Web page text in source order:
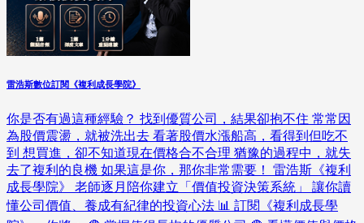
雷浩斯數位訂閱《複利成長學院》
你是否有過這種經驗？ 找到優質公司，結果卻抱不住 常常因
為股價震盪，就被洗出去 看著股價水漲船高，看得到但吃不
到 想買進，卻不知道現在價格合不合理 猶豫的過程中，就失
去了複利的良機 如果這是你，那你非常需要！ 雷浩斯《複利
成長學院》 老師逐月陪你建立「價值投資決策系統」 讓你讀
懂公司價值、養成有紀律的投資心法 📊 訂閱《複利成長學